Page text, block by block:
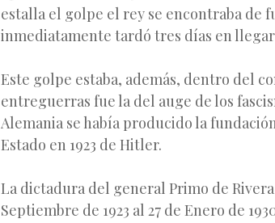
estalla el golpe el rey se encontraba de
inmediatamente tardó tres días en
Este golpe estaba, además, dentro del
entreguerras fue la del auge de los
Alemania se había producido la
Estado en 1923 de Hitler.
La dictadura del general Primo de
Septiembre de 1923 al 27 de Enero de